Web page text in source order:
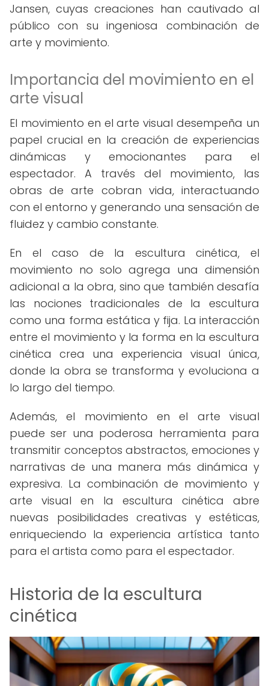
Jansen, cuyas creaciones han cautivado al
público con su ingeniosa combinación de
arte y movimiento.
Importancia del movimiento en el
arte visual
El movimiento en el arte visual desempeña un
papel crucial en la creación de experiencias
dinámicas y emocionantes para el
espectador. A través del movimiento, las
obras de arte cobran vida, interactuando
con el entorno y generando una sensación de
fluidez y cambio constante.
En el caso de la escultura cinética, el
movimiento no solo agrega una dimensión
adicional a la obra, sino que también desafía
las nociones tradicionales de la escultura
como una forma estática y fija. La interacción
entre el movimiento y la forma en la escultura
cinética crea una experiencia visual única,
donde la obra se transforma y evoluciona a
lo largo del tiempo.
Además, el movimiento en el arte visual
puede ser una poderosa herramienta para
transmitir conceptos abstractos, emociones y
narrativas de una manera más dinámica y
expresiva. La combinación de movimiento y
arte visual en la escultura cinética abre
nuevas posibilidades creativas y estéticas,
enriqueciendo la experiencia artística tanto
para el artista como para el espectador.
Historia de la escultura
cinética